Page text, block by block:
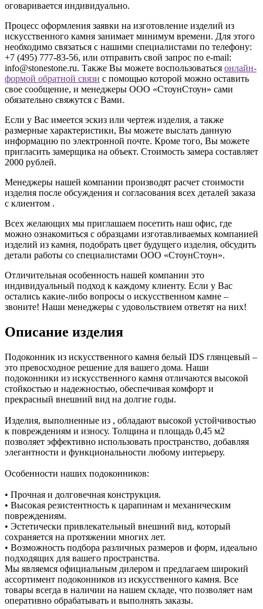
оговаривается индивидуально.
Процесс оформления заявки на изготовление изделий из
искусственного камня занимает минимум времени. Для этого
необходимо связаться с нашими специалистами по телефону:
+7 (495) 777-83-56, или отправить свой запрос по e-mail:
info@stonestone.ru. Также Вы можете воспользоваться онлайн-
формой обратной связи с помощью которой можно оставить
свое сообщение, и менеджеры ООО «СтоунСтоун» сами
обязательно свяжутся с Вами.
Если у Вас имеется эскиз или чертеж изделия, а также
размерные характеристики, Вы можете выслать данную
информацию по электронной почте. Кроме того, Вы можете
пригласить замерщика на объект. Стоимость замера составляет
2000 рублей.
Менеджеры нашей компании производят расчет стоимости
изделия после обсуждения и согласования всех деталей заказа
с клиентом .
Всех желающих мы приглашаем посетить наш офис, где
можно ознакомиться с образцами изготавливаемых компанией
изделий из камня, подобрать цвет будущего изделия, обсудить
детали работы со специалистами ООО «СтоунСтоун».
Отличительная особенность нашей компании это
индивидуальный подход к каждому клиенту. Если у Вас
остались какие-либо вопросы о искусственном камне –
звоните! Наши менеджеры с удовольствием ответят на них!
Описание изделия
Подоконник из искусственного камня белый IDS глянцевый –
это превосходное решение для вашего дома. Наши
подоконники из искусственного камня отличаются высокой
стойкостью и надежностью, обеспечивая комфорт и
прекрасный внешний вид на долгие годы.
Изделия, выполненные из , обладают высокой устойчивостью
к повреждениям и износу. Толщина и площадь 0,45 м2
позволяет эффективно использовать пространство, добавляя
элегантности и функциональности любому интерьеру.
Особенности наших подоконников:
• Прочная и долговечная конструкция.
• Высокая резистентность к царапинам и механическим
повреждениям.
• Эстетически привлекательный внешний вид, который
сохраняется на протяжении многих лет.
• Возможность подбора различных размеров и форм, идеально
подходящих для вашего пространства.
Мы являемся официальным дилером и предлагаем широкий
ассортимент подоконников из искусственного камня. Все
товары всегда в наличии на нашем складе, что позволяет нам
оперативно обрабатывать и выполнять заказы.